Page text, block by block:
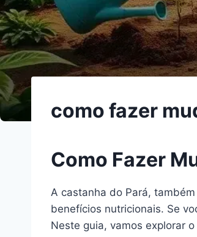
como fazer
Como Fazer
A castanha do Pará,
benefícios nutricionais. Se
Neste guia, vamos explorar